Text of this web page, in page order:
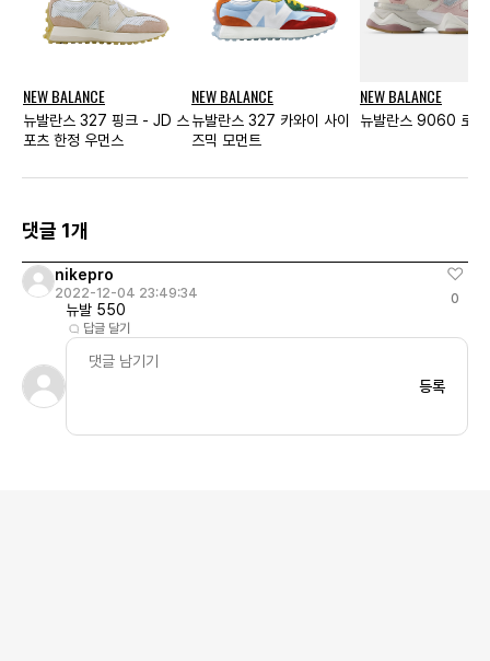
NEW BALANCE
뉴발란스 327 핑크 - JD 스
포츠 한정 우먼스
NEW BALANCE
뉴발란스 327 카와이 사이
즈믹 모먼트
NEW BALANCE
뉴발란스 9060 로즈
댓글 1개
nikepro
2022-12-04 23:49:34
뉴발 550
답글 달기
0
등록